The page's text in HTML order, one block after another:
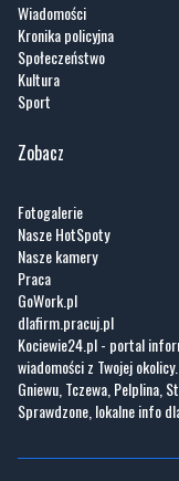
Wiadomości
Kronika policyjna
Społeczeństwo
Kultura
Sport
Zobacz
Fotogalerie
Nasze HotSpoty
Nasze kamery
Praca
GoWork.pl
dlafirm.pracuj.pl
Kociewie24.pl - portal
wiadomości z Twojej
Gniewu, Tczewa, Pelplina,
Sprawdzone, lokalne info